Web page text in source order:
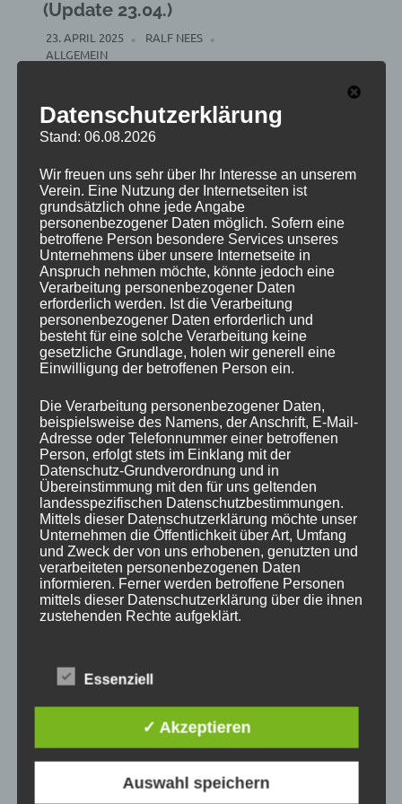
(Update 23.04.)
23. APRIL 2025
RALF NEES
ALLGEMEIN
zum Schleifchenturnier 2025:
Die Turnierleitung hat Daniel
Unterstützung ist willkommen!
Zugang zum WhatsApp[…]
WEITERLESEN
Saisonbeginn 2025
(Update)
23. APRIL 2025
RALF NEES
ALLGEMEIN
Zum aktuellen Stand (Update
19. Mai 2025) sind alle Plätze
vom Vorstand für den
Spielbetrieb freigegeben! Die
Qualität unserer Plätze[…]
WEITERLESEN
Suchen
nach:
SUCHEN
Datenschutzerklärung
Datenschutzerklärung
Stand: 06.08.2026
Wir freuen uns sehr über Ihr Interesse an unserem
Verein. Eine Nutzung der Internetseiten ist
grundsätzlich ohne jede Angabe
personenbezogener Daten möglich. Sofern eine
betroffene Person besondere Services unseres
Unternehmens über unsere Internetseite in
Anspruch nehmen möchte, könnte jedoch eine
Verarbeitung personenbezogener Daten
erforderlich werden. Ist die Verarbeitung
personenbezogener Daten erforderlich und
besteht für eine solche Verarbeitung keine
gesetzliche Grundlage, holen wir generell eine
Einwilligung der betroffenen Person ein.
Die Verarbeitung personenbezogener Daten,
beispielsweise des Namens, der Anschrift, E-Mail-
Adresse oder Telefonnummer einer betroffenen
Person, erfolgt stets im Einklang mit der
Datenschutz-Grundverordnung und in
Übereinstimmung mit den für uns geltenden
landesspezifischen Datenschutzbestimmungen.
Mittels dieser Datenschutzerklärung möchte unser
Unternehmen die Öffentlichkeit über Art, Umfang
und Zweck der von uns erhobenen, genutzten und
verarbeiteten personenbezogenen Daten
informieren. Ferner werden betroffene Personen
mittels dieser Datenschutzerklärung über die ihnen
zustehenden Rechte aufgeklärt.
zahlreiche technische und organisatorische
Maßnahmen umgesetzt, um einen möglichst
verarbeiteten personenbezogenen Daten
sicherzustellen. Dennoch können Internetbasierte
Datenübertragungen grundsätzlich
Sicherheitslücken aufweisen, sodass ein absoluter
Schutz nicht gewährleistet werden kann. Aus
Essenziell
✓ Akzeptieren
Auswahl speichern